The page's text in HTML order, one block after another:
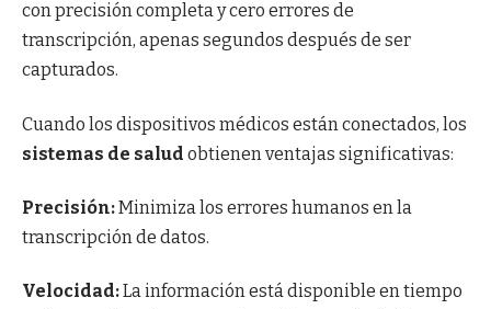
con precisión completa y cero errores de
transcripción, apenas segundos después de ser
capturados.
Cuando los dispositivos médicos están conectados, los
sistemas de salud obtienen ventajas significativas:
Precisión:Minimiza los errores humanos en la
transcripción de datos.
Velocidad:La información está disponible en tiempo